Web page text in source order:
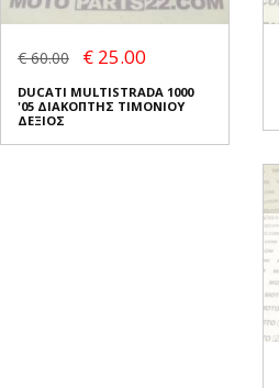
€ 60.00 € 25.00
DUCATI MULTISTRADA 1000
'05 ΔΙΑΚΟΠΤΗΣ ΤΙΜΟΝΙΟΥ
ΔΕΞΙΟΣ